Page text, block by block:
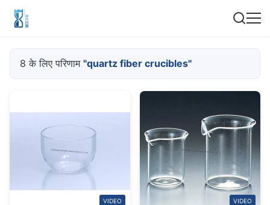
8 के लिए परिणाम "quartz fiber crucibles"
VIDEO VIDEO